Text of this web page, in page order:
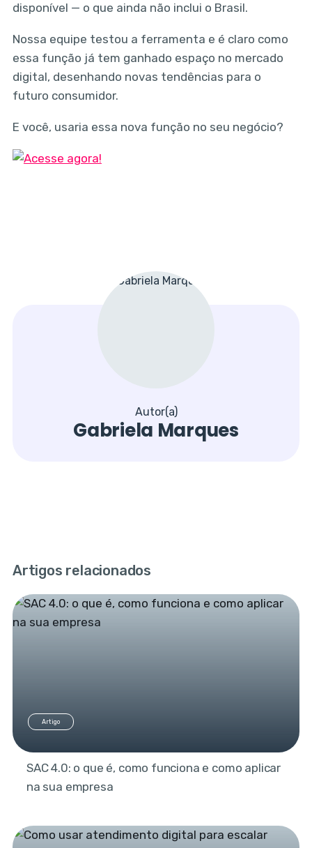
disponível — o que ainda não inclui o Brasil.
Nossa equipe testou a ferramenta e é claro como
essa função já tem ganhado espaço no mercado
digital, desenhando novas tendências para o
futuro consumidor.
E você, usaria essa nova função no seu negócio?
Autor(a)
Gabriela Marques
Artigos relacionados
Artigo
SAC 4.0: o que é, como funciona e como aplicar
na sua empresa